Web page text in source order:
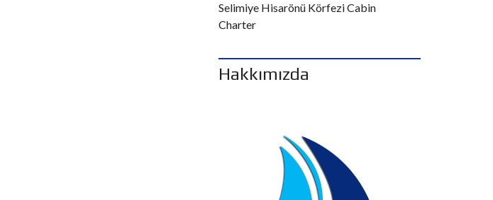
Selimiye Hisarönü Körfezi Cabin
Charter
Hakkımızda